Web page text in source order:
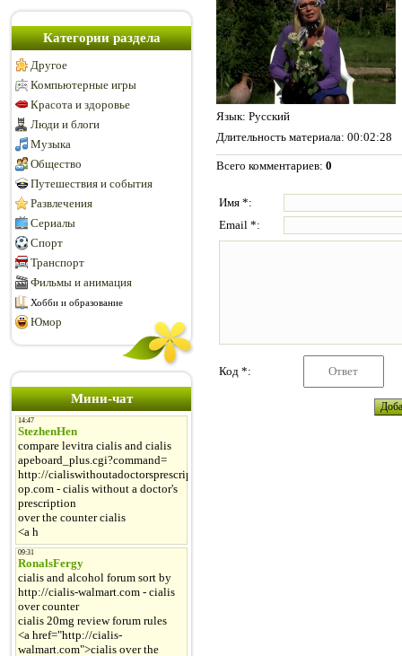
Категории раздела
Другое
Компьютерные игры
Красота и здоровье
Люди и блоги
Музыка
Общество
Путешествия и события
Развлечения
Сериалы
Спорт
Транспорт
Фильмы и анимация
Хобби и образование
Юмор
Мини-чат
Язык: Русский
Длительность материала: 00:02:28
Всего комментариев: 0
Имя *:
Email *:
Код *: